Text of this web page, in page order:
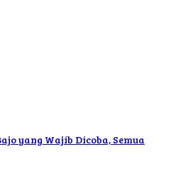
yang Wajib Dicoba, Semua